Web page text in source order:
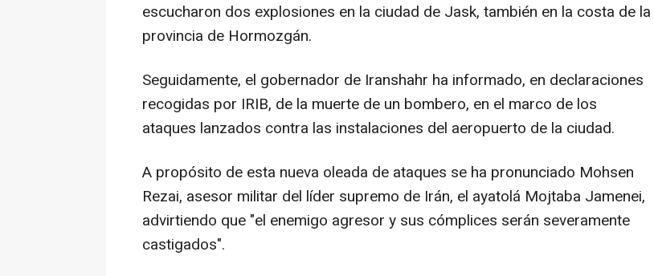
escucharon dos explosiones en la ciudad de Jask, también en la costa de la
provincia de Hormozgán.
Seguidamente, el gobernador de Iranshahr ha informado, en declaraciones
recogidas por IRIB, de la muerte de un bombero, en el marco de los
ataques lanzados contra las instalaciones del aeropuerto de la ciudad.
A propósito de esta nueva oleada de ataques se ha pronunciado Mohsen
Rezai, asesor militar del líder supremo de Irán, el ayatolá Mojtaba Jamenei,
advirtiendo que "el enemigo agresor y sus cómplices serán severamente
castigados".